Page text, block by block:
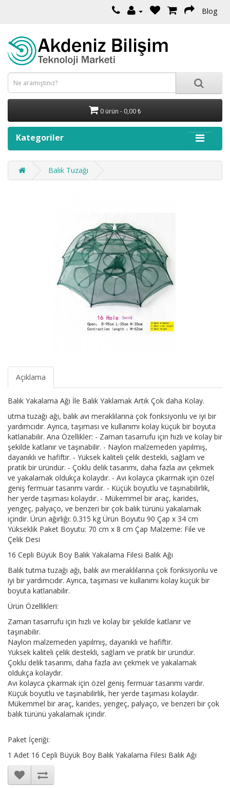
Blog
0 ürün - 0,00 ₺
Kategoriler
Balık Tuzağı
Açıklama
Balık Yakalama Ağı İle Balık Yaklamak Artık Çok daha Kolay.
utma tuzağı ağı, balık avı meraklılarına çok fonksiyonlu ve iyi bir
yardımcıdır. Ayrıca, taşıması ve kullanımı kolay küçük bir boyuta
katlanabilir. Ana Özellikler: - Zaman tasarrufu için hızlı ve kolay bir
şekilde katlanır ve taşınabilir. - Naylon malzemeden yapılmış,
dayanıklı ve hafiftir. - Yüksek kaliteli çelik destekli, sağlam ve
pratik bir üründür. - Çoklu delik tasarımı, daha fazla avı çekmek
ve yakalamak oldukça kolaydır. - Avı kolayca çıkarmak için özel
geniş fermuar tasarımı vardır. - Küçük boyutlu ve taşınabilirlik,
her yerde taşıması kolaydır. - Mükemmel bir araç, karides,
yengeç, palyaço, ve benzeri bir çok balık türünü yakalamak
içindir. Ürün ağırlığı: 0.315 kg Ürün Boyutu 90 Çap x 34 cm
Yükseklik Paket Boyutu: 70 cm x 8 cm Çap Malzeme: File ve
Çelik Desi
16 Cepli Büyük Boy Balık Yakalama Filesi Balık Ağı
Balık tutma tuzağı ağı, balık avı meraklılarına çok fonksiyonlu ve
iyi bir yardımcıdır. Ayrıca, taşıması ve kullanımı kolay küçük bir
boyuta katlanabilir.
Ürün Özellikleri:
Zaman tasarrufu için hızlı ve kolay bir şekilde katlanır ve
taşınabilir.
Naylon malzemeden yapılmış, dayanıklı ve hafiftir.
Yüksek kaliteli çelik destekli, sağlam ve pratik bir üründür.
Çoklu delik tasarımı, daha fazla avı çekmek ve yakalamak
oldukça kolaydır.
Avı kolayca çıkarmak için özel geniş fermuar tasarımı vardır.
Küçük boyutlu ve taşınabilirlik, her yerde taşıması kolaydır.
Mükemmel bir araç, karides, yengeç, palyaço, ve benzeri bir çok
balık türünü yakalamak içindir.
Paket İçeriği:
1 Adet 16 Cepli Büyük Boy Balık Yakalama Filesi Balık Ağı